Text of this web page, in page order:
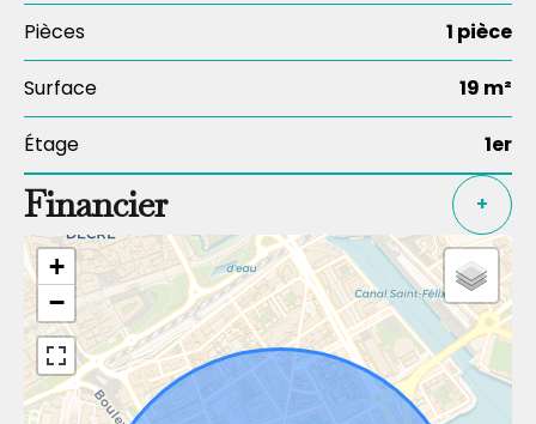
Pièces 1 pièce
Surface 19 m²
Étage 1er
Financier +
+
−